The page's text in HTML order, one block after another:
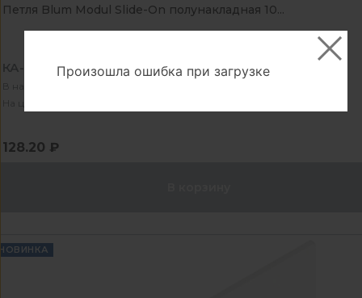
Петля Blum Modul Slide-On полунакладная 10...
КА-1055802
В наличии - 20 шт
На центральном складе - 311 шт
128.20 ₽
Произошла ошибка при загрузке